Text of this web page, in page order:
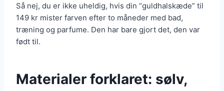
Så nej, du er ikke uheldig, hvis din “guldhalskæde” til
149 kr mister farven efter to måneder med bad,
træning og parfume. Den har bare gjort det, den var
født til.
Materialer forklaret: sølv,